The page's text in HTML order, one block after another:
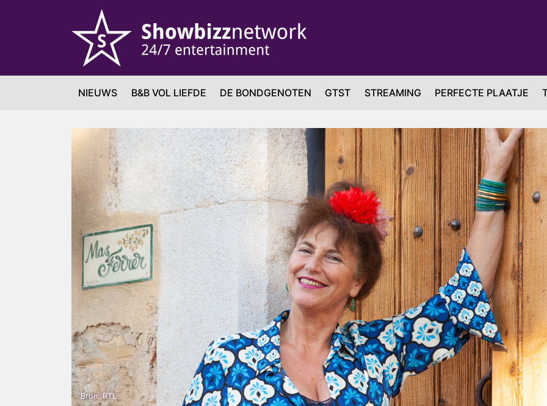
NIEUWS B&B VOL LIEFDE DE BONDGENOTEN GTST STREAMING PERFECTE PLAATJE
Bron: RTL